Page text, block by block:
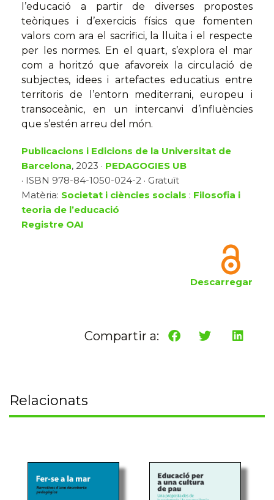
l’educació a partir de diverses propostes
teòriques i d’exercicis físics que fomenten
valors com ara el sacrifici, la lluita i el respecte
per les normes. En el quart, s’explora el mar
com a horitzó que afavoreix la circulació de
subjectes, idees i artefactes educatius entre
territoris de l’entorn mediterrani, europeu i
transoceànic, en un intercanvi d’influències
que s’estén arreu del món.
Publicacions i Edicions de la Universitat de
Barcelona, 2023 · PEDAGOGIES UB
· ISBN 978-84-1050-024-2 · Gratuït
Matèria: Societat i ciències socials : Filosofia i
teoria de l’educació
Registre OAI
Descarregar
Compartir a:
Relacionats